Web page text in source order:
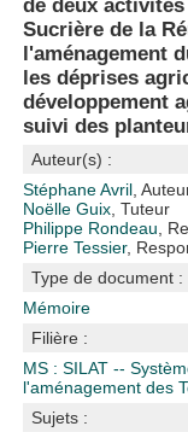
de deux
Sucrière de la
l'aménagement
les déprises
développement
suivi des
Auteur(s) :
Stéphane Avril ,
Noëlle Guix , Tuteur
Philippe Rondeau ,
Pierre Tessier,
Type de document :
Mémoire
Filière :
MS : SILAT --
l'aménagement des
Sujets :